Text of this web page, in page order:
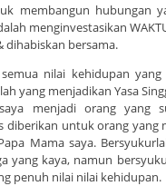
membangun hubungan
menginvestasikan
dihabiskan bersama.
nilai kehidupan
yang menjadikan Yasa
menjadi orang yang
diberikan untuk orang yang
Mama saya.
yang kaya, namun
penuh nilai nilai kehidupan.